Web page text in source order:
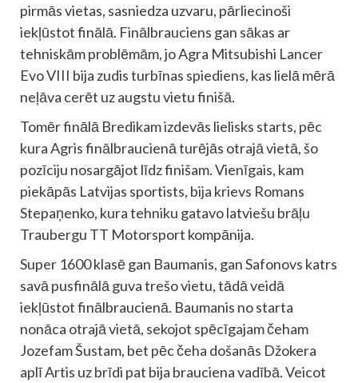
pirmās vietas, sasniedza uzvaru, pārliecinoši
iekļūstot finālā. Finālbrauciens gan sākas ar
tehniskām problēmām, jo Agra Mitsubishi Lancer
Evo VIII bija zudis turbīnas spiediens, kas lielā mērā
neļāva cerēt uz augstu vietu finišā.
Tomēr finālā Bredikam izdevās lielisks starts, pēc
kura Agris finālbraucienā turējās otrajā vietā, šo
pozīciju nosargājot līdz finišam. Vienīgais, kam
piekāpās Latvijas sportists, bija krievs Romans
Stepaņenko, kura tehniku gatavo latviešu brāļu
Traubergu TT Motorsport kompānija.
Super 1600 klasē gan Baumanis, gan Safonovs katrs
savā pusfinālā guva trešo vietu, tādā veidā
iekļūstot finālbraucienā. Baumanis no starta
nonāca otrajā vietā, sekojot spēcīgajam čeham
Jozefam Šustam, bet pēc čeha došanās Džokera
aplī Artis uz brīdi pat bija brauciena vadībā. Veicot